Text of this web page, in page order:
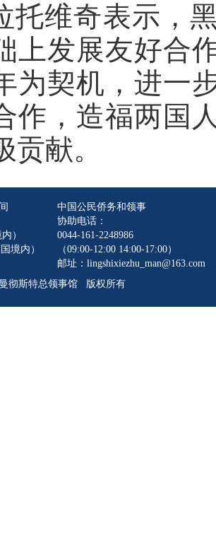
托维奇表示，
上发展友好合
为契机，进一
作，造福两国
贡献。
）
境内）
中国公民侨务和领事
协助电话：
0044-161-2248986
（09:00-12:00 14:00-17:00）
邮址：lingshixiezhu_man@163.com
彻斯特总领事馆 版权所有